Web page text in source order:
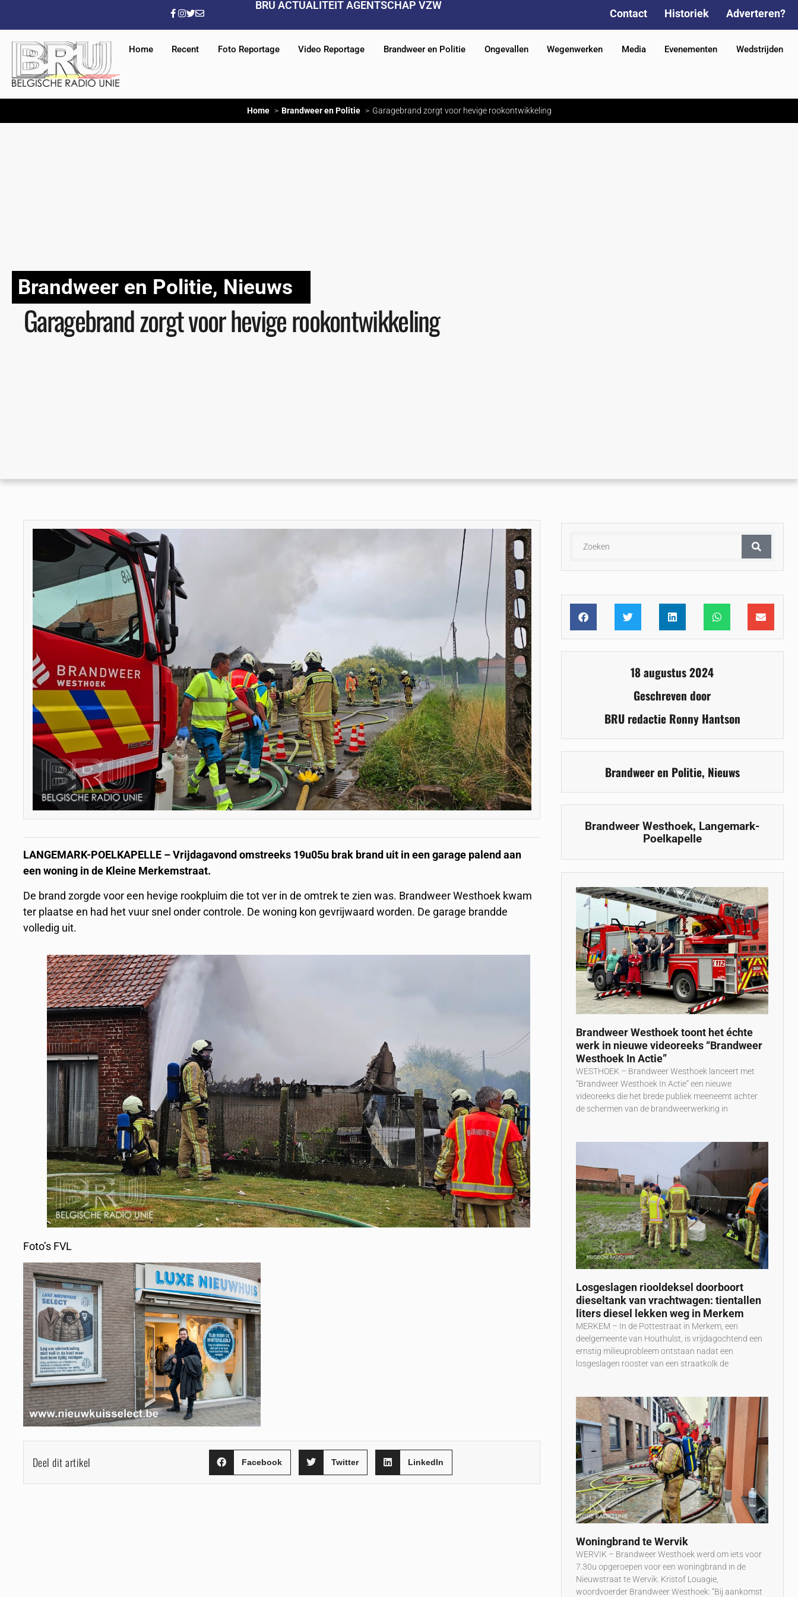
BRU ACTUALITEIT AGENTSCHAP VZW
Contact Historiek Adverteren?
Home Recent Foto Reportage Video Reportage Brandweer en Politie Ongevallen Wegenwerken Media Evenementen Wedstrijden
Home Brandweer en Politie Garagebrand zorgt voor hevige rookontwikkeling
Brandweer en Politie, Nieuws
Garagebrand zorgt voor hevige rookontwikkeling
LANGEMARK-POELKAPELLE – Vrijdagavond omstreeks 19u05u brak brand uit in een garage palend aan
een woning in de Kleine Merkemstraat.
De brand zorgde voor een hevige rookpluim die tot ver in de omtrek te zien was. Brandweer Westhoek kwam
ter plaatse en had het vuur snel onder controle. De woning kon gevrijwaard worden. De garage brandde
volledig uit.
Foto’s FVL
Deel dit artikel Facebook Twitter LinkedIn
18 augustus 2024
Geschreven door
BRU redactie Ronny Hantson
Brandweer en Politie, Nieuws
Brandweer Westhoek, Langemark-
Poelkapelle
Brandweer Westhoek toont het échte
werk in nieuwe videoreeks “Brandweer
Westhoek In Actie”
WESTHOEK – Brandweer Westhoek lanceert met
“Brandweer Westhoek In Actie” een nieuwe
videoreeks die het brede publiek meeneemt achter
de schermen van de brandweerwerking in
Losgeslagen riooldeksel doorboort
dieseltank van vrachtwagen: tientallen
liters diesel lekken weg in Merkem
MERKEM – In de Pottestraat in Merkem, een
deelgemeente van Houthulst, is vrijdagochtend een
ernstig milieuprobleem ontstaan nadat een
losgeslagen rooster van een straatkolk de
Woningbrand te Wervik
WERVIK – Brandweer Westhoek werd om iets voor
7.30u opgeroepen voor een woningbrand in de
Nieuwstraat te Wervik. Kristof Louagie,
woordvoerder Brandweer Westhoek: “Bij aankomst